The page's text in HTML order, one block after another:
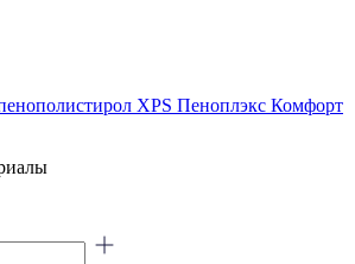
XPS Пеноплэкс Комфорт